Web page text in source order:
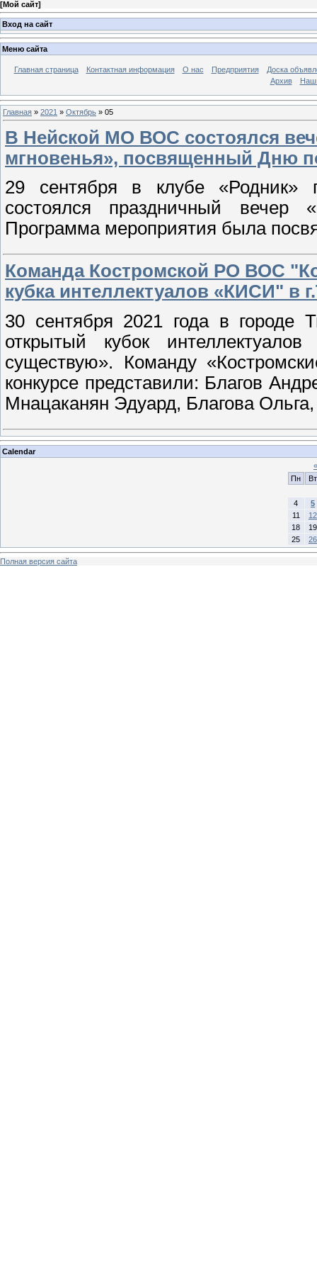
[Мой сайт]
Вход на сайт
Меню сайта
Главная страница Контактная информация О нас Предприятия
Доска
Архив
Главная » 2021 » Октябрь » 05
В Нейской МО ВОС состоялся
мгновенья», посвященный Дню
29 сентября в клубе «Родник»
состоялся праздничный вечер
Программа мероприятия была
Команда Костромской РО ВОС
кубка интеллектуалов «КИСИ" в
30 сентября 2021 года в городе
открытый кубок
существую». Команду
конкурсе представили: Благов
Мнацаканян Эдуард, Благова
Calendar
«
Пн
Вт
4
5
11
12
18
19
25
26
Полная версия сайта